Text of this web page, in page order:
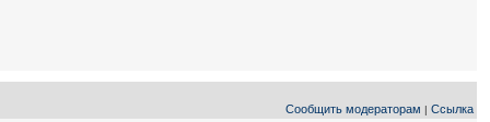
Сообщить модераторам Ссылка